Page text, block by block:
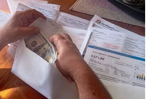
vé
ông Kim
vui?
Xe điện Trung Quốc mở
rộng cuộc đua công nghệ
ra Đông Nam Á
08/08/2026 03:00